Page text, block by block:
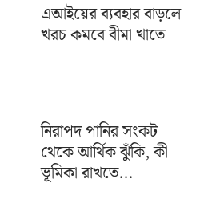
এআইয়ের ব্যবহার বাড়লে
খরচ কমবে বীমা খাতে
নিরাপদ পানির সংকট
থেকে আর্থিক ঝুঁকি, কী
ভূমিকা রাখতে...